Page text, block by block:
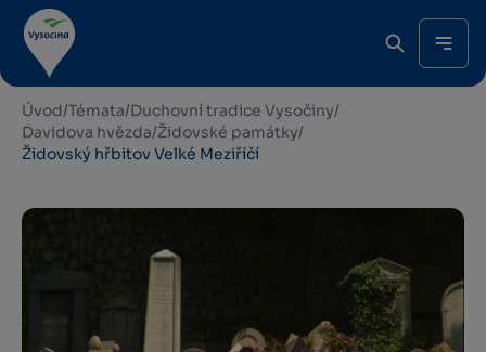
Úvod/Témata/Duchovní tradice Vysočiny/
Davidova hvězda/Židovské památky/
Židovský hřbitov Velké Meziříčí